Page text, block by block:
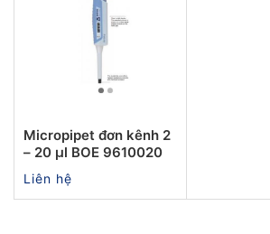
Micropipet đơn kênh 2
– 20 µl BOE 9610020
Liên hệ